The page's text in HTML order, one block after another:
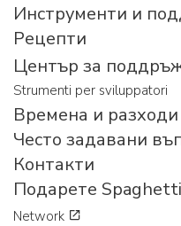
Инструменти и
Рецепти
Център за
Strumenti per sviluppatori
Времена и разходи
Често задавани
Контакти
Подарете
Network